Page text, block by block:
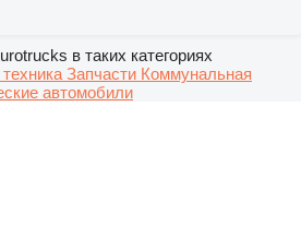
в таких категориях
Запчасти Коммунальная
автомобили